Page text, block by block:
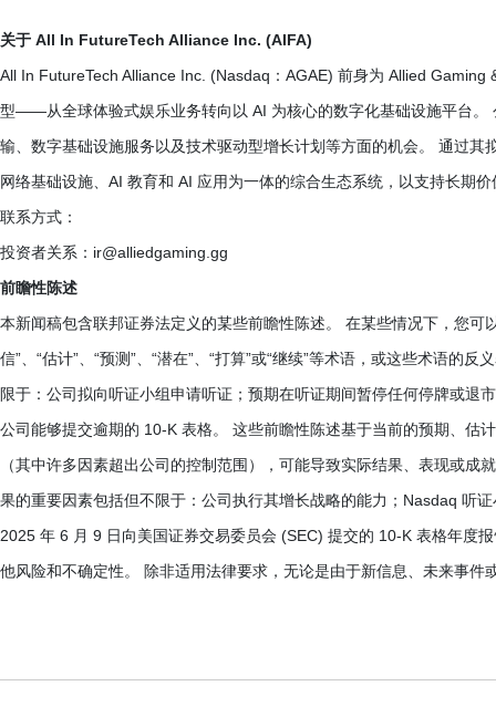
关于 All In FutureTech Alliance Inc. (AIFA)
All In FutureTech Alliance Inc. (Nasdaq：AGAE) 前身为 Allied
型——从全球体验式娱乐业务转向以 AI 为核心的数字化基础设施平台。
输、数字基础设施服务以及技术驱动型增长计划等方面的机会。 通过
网络基础设施、AI 教育和 AI 应用为一体的综合生态系统，以支持长期价
联系方式：
投资者关系：ir@alliedgaming.gg
前瞻性陈述
本新闻稿包含联邦证券法定义的某些前瞻性陈述。 在某些情况下，您可以
信”、“估计”、“预测”、“潜在”、“打算”或“继续”等术语，或这些术语的
限于：公司拟向听证小组申请听证；预期在听证期间暂停任何停牌或退
公司能够提交逾期的 10-K 表格。 这些前瞻性陈述基于当前的预期、估
（其中许多因素超出公司的控制范围），可能导致实际结果、表现或
果的重要因素包括但不限于：公司执行其增长战略的能力；Nasdaq 听
2025 年 6 月 9 日向美国证券交易委员会 (SEC) 提交的 10-K 表格年度
他风险和不确定性。 除非适用法律要求，无论是由于新信息、未来事